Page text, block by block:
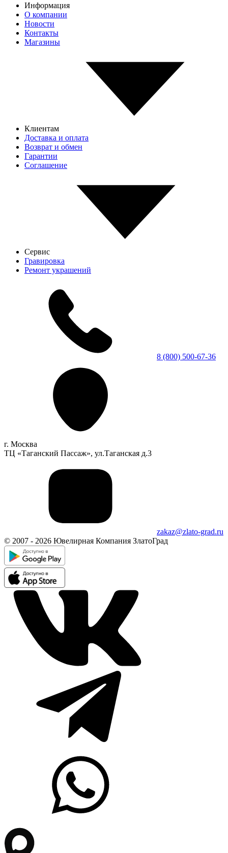
Информация
О компании
Новости
Контакты
Магазины
Клиентам
Доставка и оплата
Возврат и обмен
Гарантии
Соглашение
Сервис
Гравировка
Ремонт украшений
8 (800) 500-67-36
г. Москва
ТЦ «Таганский Пассаж», ул.Таганская д.3
zakaz@zlato-grad.ru
© 2007 - 2026 Ювелирная Компания ЗлатоГрад